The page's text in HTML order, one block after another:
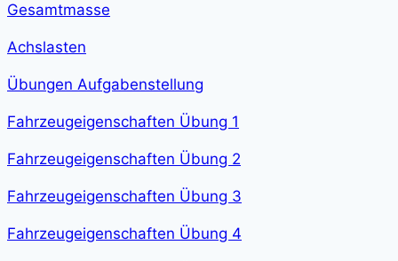
Gesamtmasse
Achslasten
Übungen Aufgabenstellung
Fahrzeugeigenschaften Übung 1
Fahrzeugeigenschaften Übung 2
Fahrzeugeigenschaften Übung 3
Fahrzeugeigenschaften Übung 4